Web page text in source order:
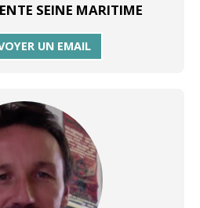
SEINE MARITIME
UN EMAIL